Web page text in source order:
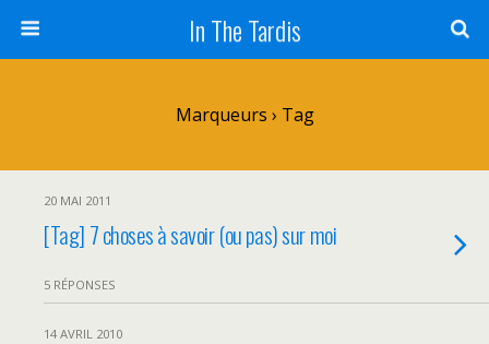
In The Tardis
Marqueurs › Tag
20 MAI 2011
[Tag] 7 choses à savoir (ou pas) sur moi
5 RÉPONSES
14 AVRIL 2010